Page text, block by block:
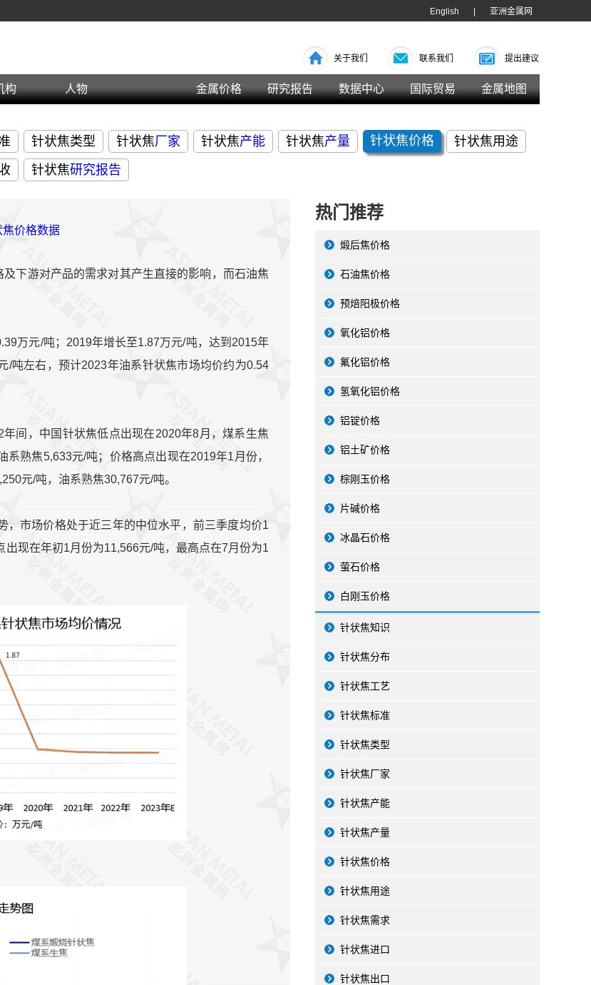
亚洲金属网
English
关于我们 联系我们 提出建议
构 人物 金属价格 研究报告 数据中心 国际贸易 金属地图
针状焦类型 针状焦厂家 针状焦产能 针状焦产量 针状焦价格
针状焦用途
针状焦研究报告
价格数据
下游对产品的需求对其产生直接的影响，而石油焦
万元/吨；2019年增长至1.87万元/吨，达到2015年
/吨左右，预计2023年油系针状焦市场均价约为0.54
间，中国针状焦低点出现在2020年8月，煤系生焦
熟焦5,633元/吨；价格高点出现在2019年1月份，
元/吨，油系熟焦30,767元/吨。
市场价格处于近三年的中位水平，前三季度均价1
现在年初1月份为11,566元/吨，最高点在7月份为1
热门推荐
煅后焦价格
石油焦价格
预焙阳极价格
氧化铝价格
氟化铝价格
氢氧化铝价格
铝锭价格
铝土矿价格
棕刚玉价格
片碱价格
冰晶石价格
萤石价格
白刚玉价格
针状焦知识
针状焦分布
针状焦工艺
针状焦标准
针状焦类型
针状焦厂家
针状焦产能
针状焦产量
针状焦价格
针状焦用途
针状焦需求
针状焦进口
针状焦出口